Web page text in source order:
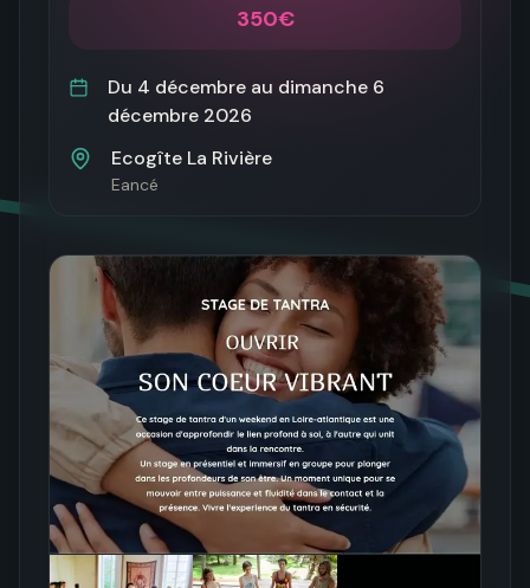
350€
Du 4 décembre au dimanche 6
décembre 2026
Ecogîte La Rivière
Eancé